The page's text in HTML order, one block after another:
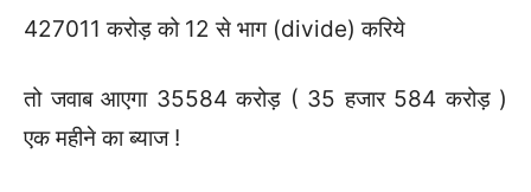
427011 करोड़ को 12 से भाग (divide) करिये
तो जवाब आएगा 35584 करोड़ ( 35 हजार 584 करोड़ )
एक महीने का ब्याज !